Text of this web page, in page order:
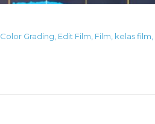
Color Grading Edit Film Film kelas film